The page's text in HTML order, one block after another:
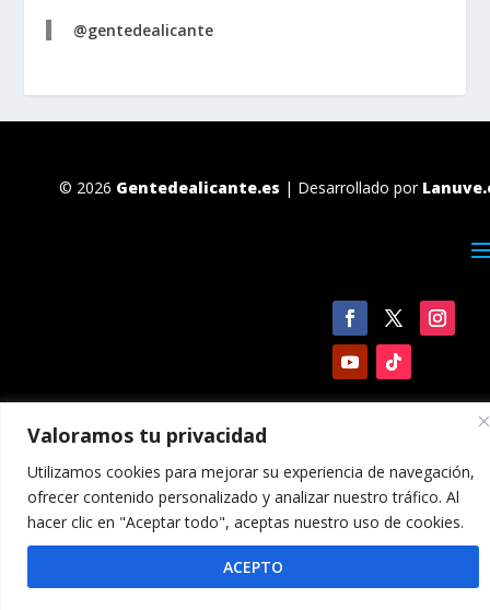
Valoramos tu privacidad
Utilizamos cookies para mejorar su experiencia de navegación,
ofrecer contenido personalizado y analizar nuestro tráfico. Al
hacer clic en "Aceptar todo", aceptas nuestro uso de cookies.
ACEPTO
@gentedealicante
© 2026 Gentedealicante.es | Desarrollado por